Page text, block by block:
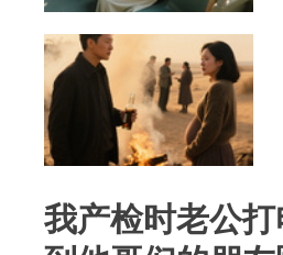
我产检时老公